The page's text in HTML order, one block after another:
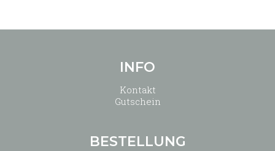
INFO
Kontakt
Gutschein
BESTELLUNG